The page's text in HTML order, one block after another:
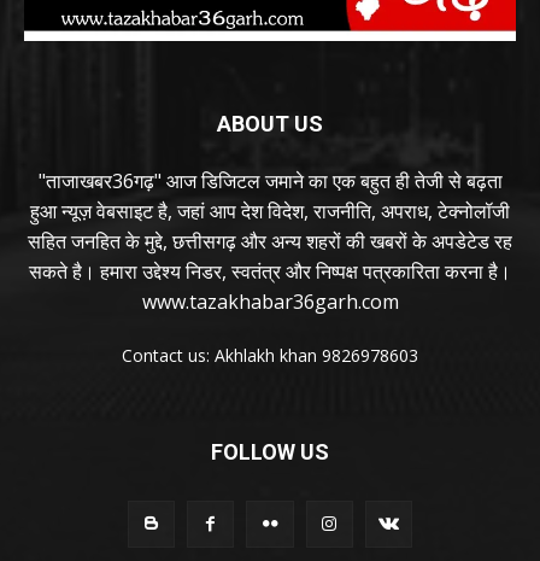
ABOUT US
"ताजाखबर36गढ़" आज डिजिटल जमाने का एक बहुत ही तेजी से बढ़ता
हुआ न्यूज़ वेबसाइट है, जहां आप देश विदेश, राजनीति, अपराध, टेक्नोलॉजी
सहित जनहित के मुद्दे, छत्तीसगढ़ और अन्य शहरों की खबरों के अपडेटेड रह
सकते है। हमारा उद्देश्य निडर, स्वतंत्र और निष्पक्ष पत्रकारिता करना है।
www.tazakhabar36garh.com
Contact us: Akhlakh khan 9826978603
FOLLOW US